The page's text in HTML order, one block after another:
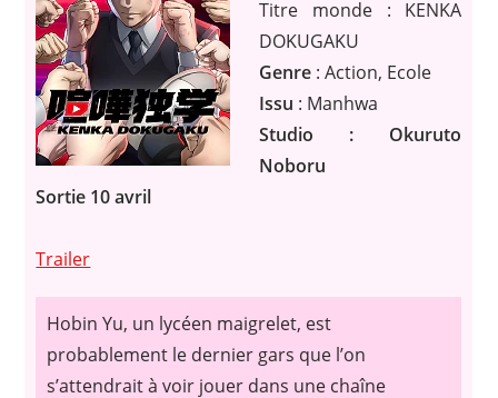
Titre monde : KENKA
DOKUGAKU
Genre: Action, Ecole
Issu : Manhwa
Studio : Okuruto
Noboru
Sortie 10 avril
Trailer
Hobin Yu, un lycéen maigrelet, est
probablement le dernier gars que l’on
s’attendrait à voir jouer dans une chaîne